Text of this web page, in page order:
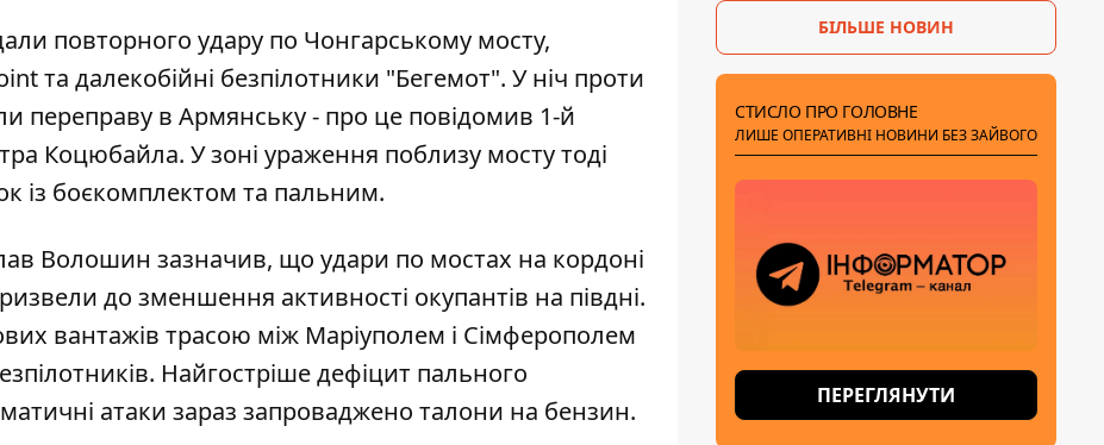
повторного удару по Чонгарському мосту,
та далекобійні безпілотники "Бегемот". У ніч проти
переправу в Армянську - про це повідомив 1-й
Коцюбайла. У зоні ураження поблизу мосту тоді
із боєкомплектом та пальним.
Волошин зазначив, що удари по мостах на кордоні
до зменшення активності окупантів на півдні.
вантажів трасою між Маріуполем і Сімферополем
Найгостріше дефіцит пального
атаки зараз запроваджено талони на бензин.
БІЛЬШЕ НОВИН
СТИСЛО ПРО ГОЛОВНЕ
ЛИШЕ ОПЕРАТИВНІ НОВИНИ БЕЗ ЗАЙВОГО
ПЕРЕГЛЯНУТИ